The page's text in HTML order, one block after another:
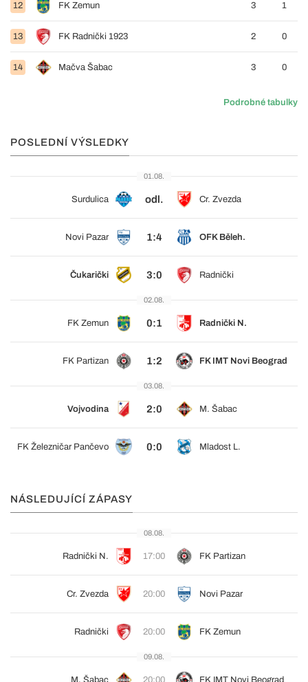
12 FK Zemun 3 1
13 FK Radnički 1923 2 0
14 Mačva Šabac 3 0
Podrobné tabulky
POSLEDNÍ VÝSLEDKY
01.08.
Surdulica odl. Cr. Zvezda
Novi Pazar 1:4 OFK Běleh.
Čukarički 3:0 Radnički
02.08.
FK Zemun 0:1 Radnički N.
FK Partizan 1:2 FK IMT Novi Beograd
03.08.
Vojvodina 2:0 M. Šabac
FK Železničar Pančevo 0:0 Mladost L.
NÁSLEDUJÍCÍ ZÁPASY
08.08.
Radnički N. 17:00 FK Partizan
Cr. Zvezda 20:00 Novi Pazar
Radnički 20:00 FK Zemun
09.08.
M. Šabac 20:00 FK IMT Novi Beograd